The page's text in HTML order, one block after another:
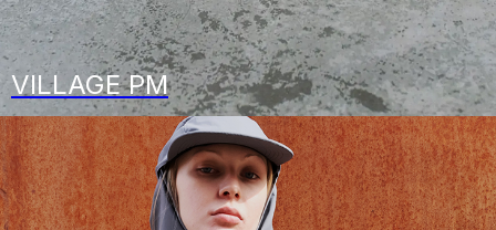
VILLAGE PM